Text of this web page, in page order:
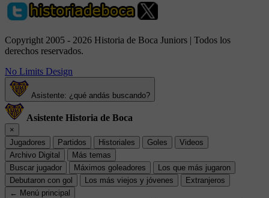
Copyright 2005 - 2026 Historia de Boca Juniors | Todos los
derechos reservados.
No Limits Design
Asistente: ¿qué andás buscando?
Asistente Historia de Boca
×
Jugadores
Partidos Historiales Goles
Videos
Archivo Digital
Más temas
Buscar jugador
Máximos goleadores
Los que más jugaron
Debutaron con gol
Los más viejos y jóvenes
Extranjeros
← Menú principal